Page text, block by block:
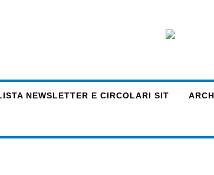
NEWSLETTER E CIRCOLARI SIT